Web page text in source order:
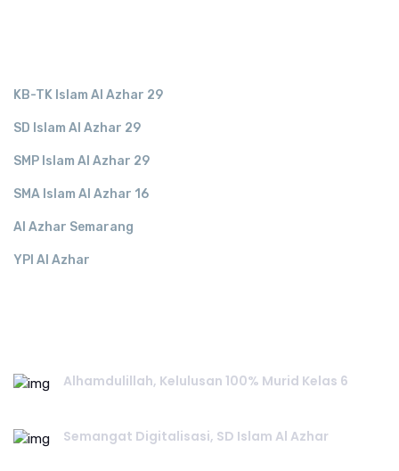
KB-TK Islam Al Azhar 29
SD Islam Al Azhar 29
SMP Islam Al Azhar 29
SMA Islam Al Azhar 16
Al Azhar Semarang
YPI Al Azhar
Alhamdulillah, Kelulusan 100% Murid Kelas 6
Semangat Digitalisasi, SD Islam Al Azhar